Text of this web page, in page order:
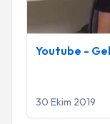
Youtube -
30 Ekim 2019